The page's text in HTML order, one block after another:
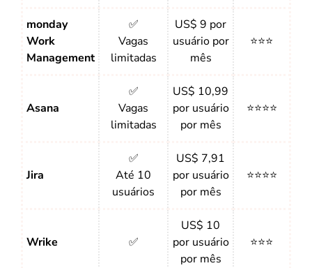
monday
Work
Management
✅
Vagas
limitadas
US$ 9 por
usuário por
mês
⭐⭐⭐
Asana
✅
Vagas
limitadas
US$ 10,99
por usuário
por mês
⭐⭐⭐⭐
Jira
✅
Até 10
usuários
US$ 7,91
por usuário
por mês
⭐⭐⭐⭐
Wrike ✅
US$ 10
por usuário
por mês
⭐⭐⭐